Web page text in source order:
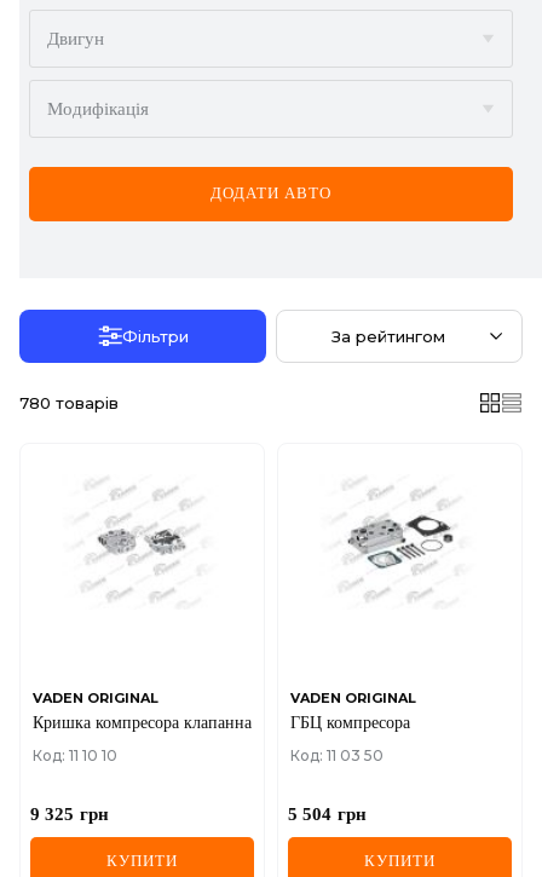
BYD
CADILLAC
CHERY
CHEVROLET
CHRYSLER
GMC
HAVAL
Двигун
Модифікація
ДОДАТИ АВТО
Фільтри За рейтингом
780 товарів
VADEN ORIGINAL
Кришка компресора клапанна
Код: 11 10 10
9 325 грн
КУПИТИ
VADEN ORIGINAL
ГБЦ компресора
Код: 11 03 50
5 504 грн
КУПИТИ